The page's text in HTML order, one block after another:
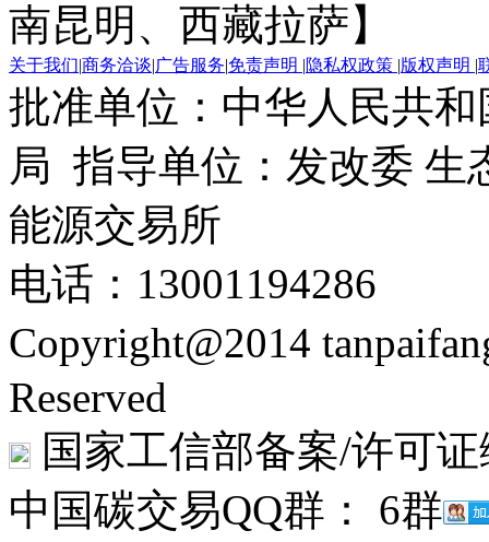
南昆明、西藏拉萨】
关于我们|商务洽谈|广告服务|免责声明 |隐私权政策 |版权声明 |
批准单位：中华人民共
局 指导单位：发改委 生
能源交易所
电话：13001194286
Copyright@2014
Reserved
国家工信部备案/许可
中国碳交易QQ群： 6群